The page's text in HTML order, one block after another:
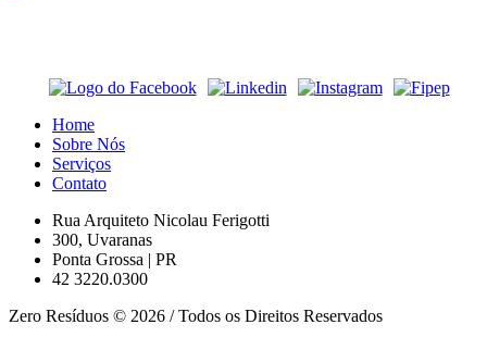
Home
Sobre Nós
Serviços
Contato
Rua Arquiteto Nicolau Ferigotti
300, Uvaranas
Ponta Grossa | PR
42 3220.0300
Zero Resíduos © 2026 / Todos os Direitos Reservados